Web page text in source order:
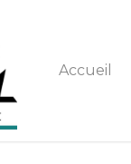
Accueil